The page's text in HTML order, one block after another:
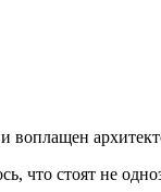
что стоят не